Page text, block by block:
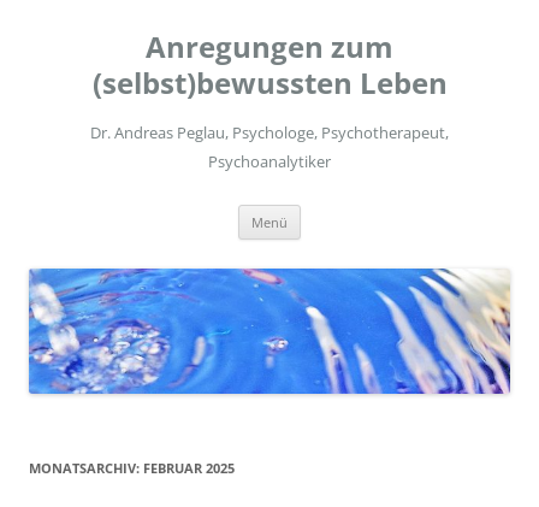
Anregungen zum
(selbst)bewussten Leben
Dr. Andreas Peglau, Psychologe, Psychotherapeut,
Psychoanalytiker
Menü
MONATSARCHIV: FEBRUAR 2025